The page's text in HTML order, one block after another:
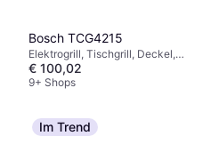
Bosch TCG4215
Elektrogrill, Tischgrill, Deckel,
Fettauffangschale,
Temperaturregler
€ 100,02
9+ Shops
Im Trend